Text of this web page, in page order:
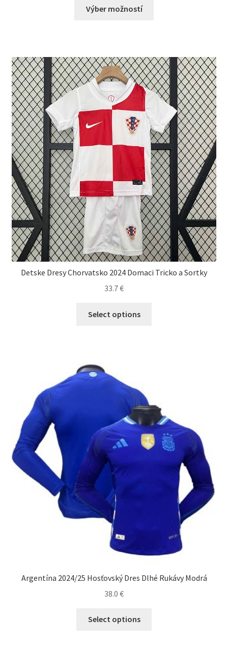
Výber možností
Možnosti
si
môžete
vybrať
stránke
produktu.
Detske Dresy Chorvatsko 2024 Domaci Tricko a Sortky
33.7€
Select options
vybrať
na
stránke
produktu.
Argentína 2024/25 Hosťovský Dres Dlhé Rukávy Modrá
38.0 €
Select options